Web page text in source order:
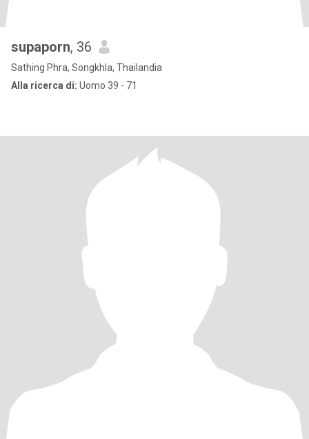
supaporn, 36
Sathing Phra, Songkhla, Thailandia
Alla ricerca di: Uomo 39 - 71